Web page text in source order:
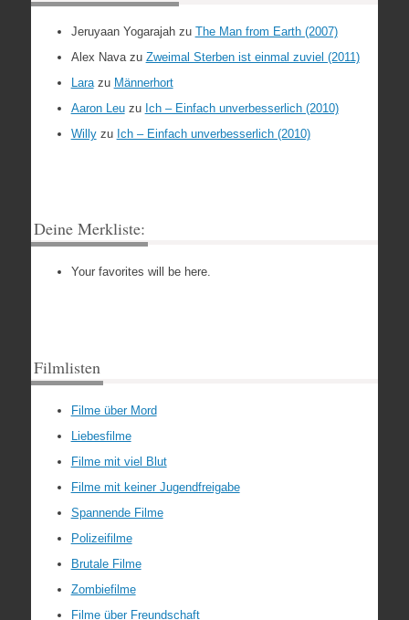
Jeruyaan Yogarajahzu The Man from Earth (2007)
Alex Navazu Zweimal Sterben ist einmal zuviel (2011)
Larazu Männerhort
Aaron Leuzu Ich – Einfach unverbesserlich (2010)
Willyzu Ich – Einfach unverbesserlich (2010)
Deine Merkliste:
Your favorites will be here.
Filmlisten
Filme über Mord
Liebesfilme
Filme mit viel Blut
Filme mit keiner Jugendfreigabe
Spannende Filme
Polizeifilme
Brutale Filme
Zombiefilme
Filme über Freundschaft